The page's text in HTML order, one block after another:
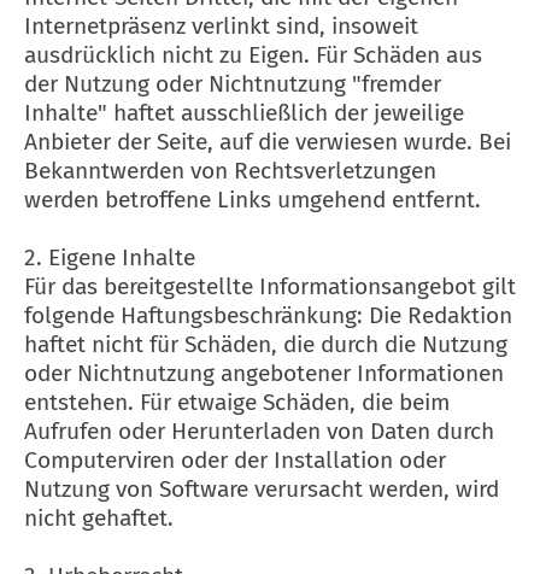
Internetpräsenz verlinkt sind, insoweit
ausdrücklich nicht zu Eigen. Für Schäden aus
der Nutzung oder Nichtnutzung "fremder
Inhalte" haftet ausschließlich der jeweilige
Anbieter der Seite, auf die verwiesen wurde. Bei
Bekanntwerden von Rechtsverletzungen
werden betroffene Links umgehend entfernt.
2. Eigene Inhalte
Für das bereitgestellte Informationsangebot gilt
folgende Haftungsbeschränkung: Die Redaktion
haftet nicht für Schäden, die durch die Nutzung
oder Nichtnutzung angebotener Informationen
entstehen. Für etwaige Schäden, die beim
Aufrufen oder Herunterladen von Daten durch
Computerviren oder der Installation oder
Nutzung von Software verursacht werden, wird
nicht gehaftet.